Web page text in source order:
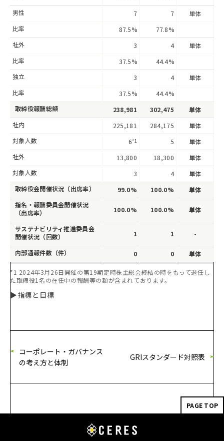
男性
7 7
単体
比率
87.5%
77.8%
社外
3 4
単体
比率
37.5%
44.4%
独立
3 4
単体
比率
37.5%
44.4%
取締役報酬総額
238,981 302,475
単体
社内
225,181 284,175
単体
対象人数
6*1 5
単体
社外
13,800 18,300
単体
対象人数
3 4
単体
取締役会開催状況（出席率）
99.0% 100.0%
単体
指名・報酬委員会開催状況
（出席率）
100.0% 100.0% 単体
サステナビリティ推進委員会
開催状況（回数）
1 1 -
内部通報件数（件） 0 0 単体
*1 2024年3月26日開催の第19期定時株主総会終結の時をもって退任し
た取締役1名の在任中の報酬等の額が含まれております。
▶指標と目標
コーポレート・ガバナンス
の考え⽅と体制
GRIスタンダード対照表
PAGE TOP